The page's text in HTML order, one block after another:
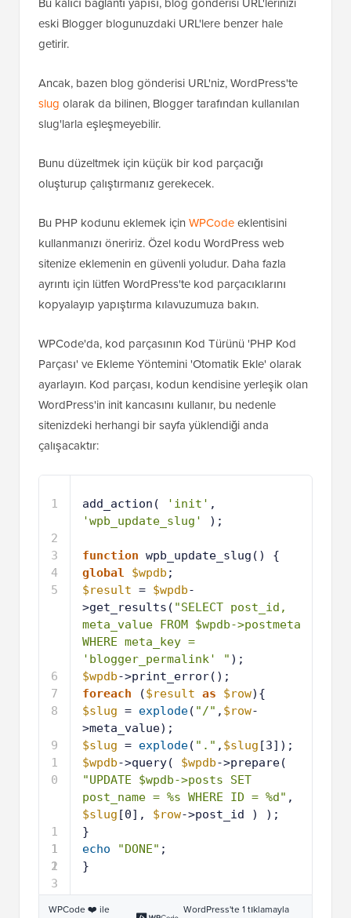
Bu kalıcı bağlantı yapısı, blog gönderisi URL'lerinizi
eski Blogger blogunuzdaki URL'lere benzer hale
getirir.
Ancak, bazen blog gönderisi URL'niz, WordPress'te
slug olarak da bilinen, Blogger tarafından kullanılan
slug'larla eşleşmeyebilir.
Bunu düzeltmek için küçük bir kod parçacığı
oluşturup çalıştırmanız gerekecek.
Bu PHP kodunu eklemek için WPCodeeklentisini
kullanmanızı öneririz. Özel kodu WordPress web
sitenize eklemenin en güvenli yoludur. Daha fazla
ayrıntı için lütfen WordPress'te kod parçacıklarını
kopyalayıp yapıştırma kılavuzumuza bakın.
WPCode'da, kod parçasının Kod Türünü 'PHP Kod
Parçası' ve Ekleme Yöntemini 'Otomatik Ekle' olarak
ayarlayın. Kod parçası, kodun kendisine yerleşik olan
WordPress'in init kancasını kullanır, bu nedenle
sitenizdeki herhangi bir sayfa yüklendiği anda
çalışacaktır:
1
2
3
4
5
6
7
8
9
1
0
1
1
1
2
1
3
add_action( 'init'
'wpb_update_slug'
);
function wpb_update_slug() {
global
$wpdb ;
$result = $wpdb-
>get_results( "SELECT post_id,
meta_value FROM $wpdb->postmeta
WHERE meta_key =
'blogger_permalink' " );
$wpdb->print_error();
foreach
($result as $row){
$slug = explode( "/" , $row-
>meta_value);
$slug = explode( "." , $slug [3]);
$wpdb->query( $wpdb
"UPDATE $wpdb->posts SET
post_name = %s WHERE ID = %d"
$slug [0], $row->post_id ) );
}
echo
"DONE" ;
}
WPCode ❤️ ile
WordPress'te 1 tıklamayla